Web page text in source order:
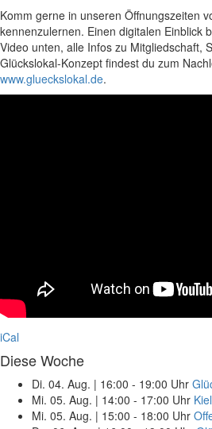
Komm gerne in unseren Öffnungszeiten
kennenzulernen. Einen digitalen Einblick
Video unten, alle Infos zu Mitgliedschaft,
Glückslokal-Konzept findest du zum
www.glueckslokal.de.
iCal
Diese Woche
Di. 04. Aug. | 16:00 - 19:00 Uhr
Mi. 05. Aug. | 14:00 - 17:00 Uhr
Mi. 05. Aug. | 15:00 - 18:00 Uhr